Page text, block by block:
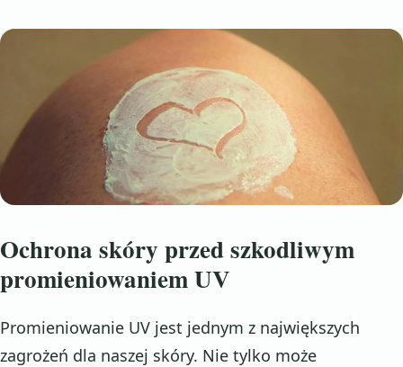
Ochrona skóry przed szkodliwym
promieniowaniem UV
Promieniowanie UV jest jednym z największych
zagrożeń dla naszej skóry. Nie tylko może